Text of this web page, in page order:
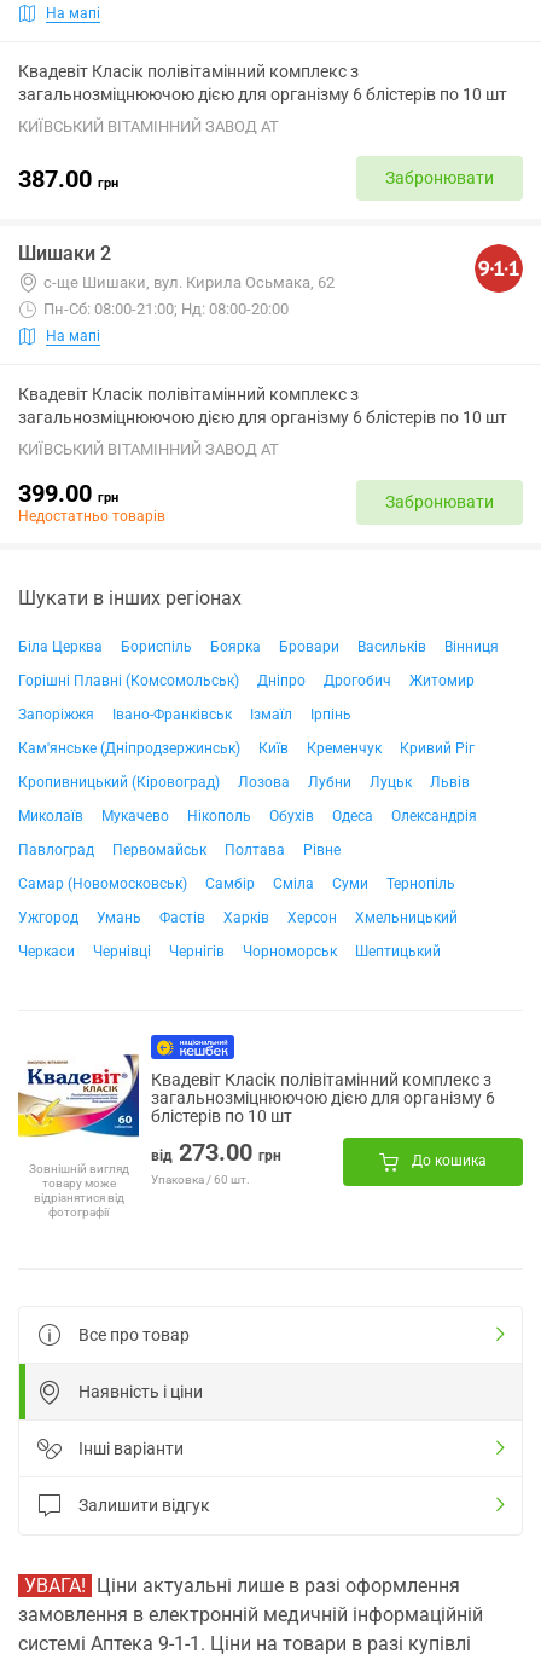
На мапі
Квадевіт Класік полівітамінний комплекс з
загальнозміцнюючою дією для організму 6 блістерів по 10 шт
КИЇВСЬКИЙ ВІТАМІННИЙ ЗАВОД АТ
387.00 грн Забронювати
Шишаки 2
с-ще Шишаки, вул. Кирила Осьмака, 62
Пн-Сб: 08:00-21:00; Нд: 08:00-20:00
На мапі
Квадевіт Класік полівітамінний комплекс з
загальнозміцнюючою дією для організму 6 блістерів по 10 шт
КИЇВСЬКИЙ ВІТАМІННИЙ ЗАВОД АТ
399.00 грн
Недостатньо товарів
Забронювати
Шукати в інших регіонах
Біла Церква Бориспіль Боярка Бровари Васильків
Вінниця
Горішні Плавні (Комсомольськ)
Дніпро Дрогобич
Житомир
Запоріжжя
Івано-Франківськ Ізмаїл
Ірпінь
Кам'янське (Дніпродзержинськ)
Київ Кременчук
Кривий Ріг
Кропивницький (Кіровоград)
Лозова Лубни Луцьк
Львів
Миколаїв
Мукачево Нікополь Обухів Одеса
Олександрія
Павлоград
Первомайськ Полтава
Рівне
Самар (Новомосковськ)
Самбір Сміла Суми
Тернопіль
Ужгород
Умань Фастів Харків Херсон
Хмельницький
Черкаси
Чернівці Чернігів Чорноморськ Шептицький
Зовнішній вигляд
товару може
відрізнятися від
фотографії
Квадевіт Класік полівітамінний комплекс з
загальнозміцнюючою дією для організму 6
блістерів по 10 шт
від 273.00 грн
Упаковка / 60 шт.
До кошика
Все про товар
Наявність і ціни
Інші варіанти
Залишити відгук
УВАГА! Ціни актуальні лише в разі оформлення
замовлення в електронній медичній інформаційній
системі Аптека 9-1-1. Ціни на товари в разі купівлі